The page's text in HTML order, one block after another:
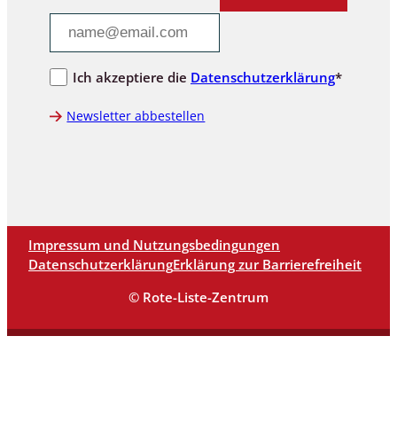
Ich akzeptiere die Datenschutzerklärung*
Newsletter abbestellen
Impressum und Nutzungsbedingungen
DatenschutzerklärungErklärung zur Barrierefreiheit
© Rote-Liste-Zentrum